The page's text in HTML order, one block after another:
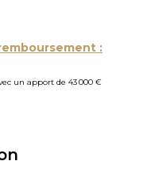
:
un apport de 43 000 €